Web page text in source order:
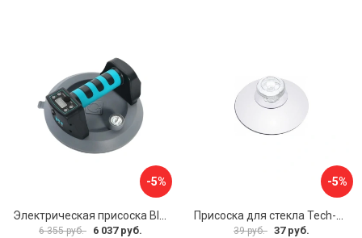
-5%
6 355 руб. 6 037 руб.
-5%
39 руб. 37 руб.